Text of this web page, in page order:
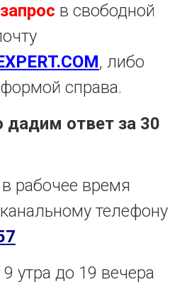
в свободной
, либо
справа.
дадим ответ за 30
в рабочее время
телефону
9 утра до 19 вечера